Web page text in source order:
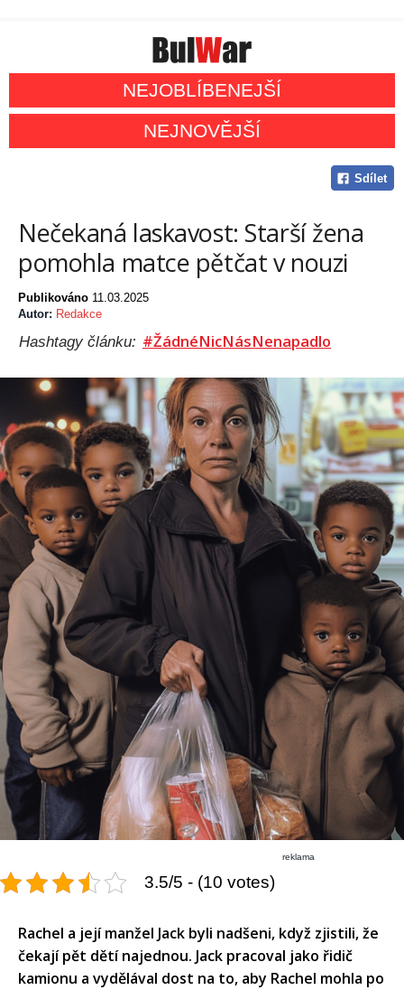
NEJOBLÍBENEJŠÍ
NEJNOVĚJŠÍ
Sdílet
Nečekaná laskavost: Starší žena
pomohla matce pětčat v nouzi
Publikováno 11.03.2025
Autor: Redakce
Hashtagy článku: #ŽádnéNicNásNenapadlo
reklama
3.5/5 - (10 votes)
Rachel a její manžel Jack byli nadšeni, když zjistili, že
čekají pět dětí najednou. Jack pracoval jako řidič
kamionu a vydělával dost na to, aby Rachel mohla po